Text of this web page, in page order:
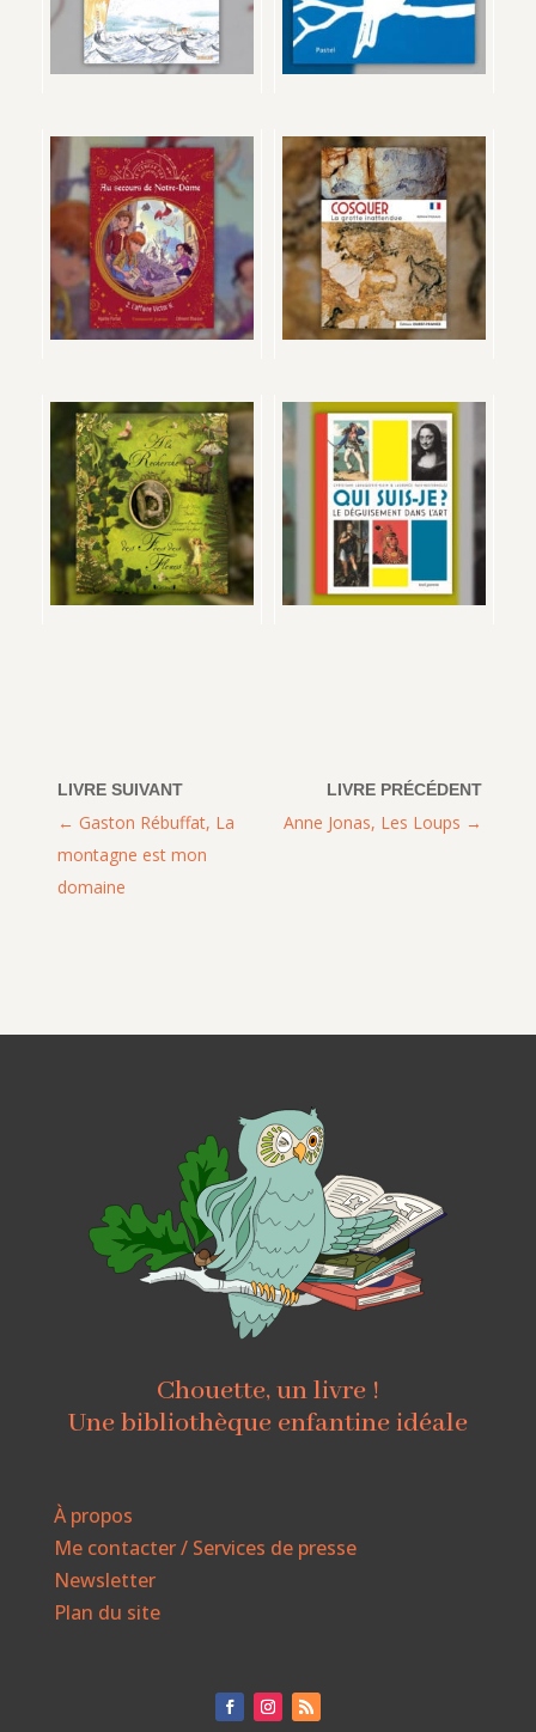
Anne Jonas, Les Loups
Gaston Rébuffat, La
montagne est mon
domaine
Chouette, un livre !
Une bibliothèque enfantine idéale
À propos
Me contacter / Services de presse
Newsletter
Plan du site